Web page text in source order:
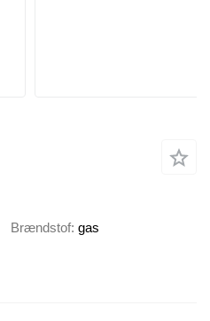
Brændstof gas